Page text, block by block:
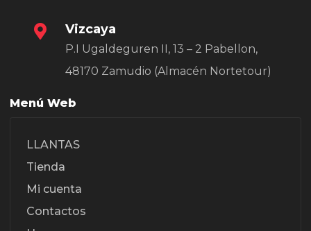
Vizcaya
P.I Ugaldeguren II, 13 – 2 Pabellon,
48170 Zamudio (Almacén Nortetour)
Menú Web
LLANTAS
Tienda
Mi cuenta
Contactos